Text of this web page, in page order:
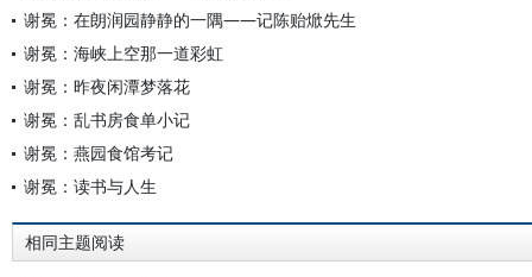
谢冕：在朗润园静静的一隅——记陈贻焮先生
谢冕：海峡上空那一道彩虹
谢冕：昨夜闲潭梦落花
谢冕：乱书房食单小记
谢冕：燕园食馆考记
谢冕：读书与人生
相同主题阅读